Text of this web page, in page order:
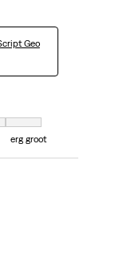
Geo
gelijk is aan erg groot
erg groot